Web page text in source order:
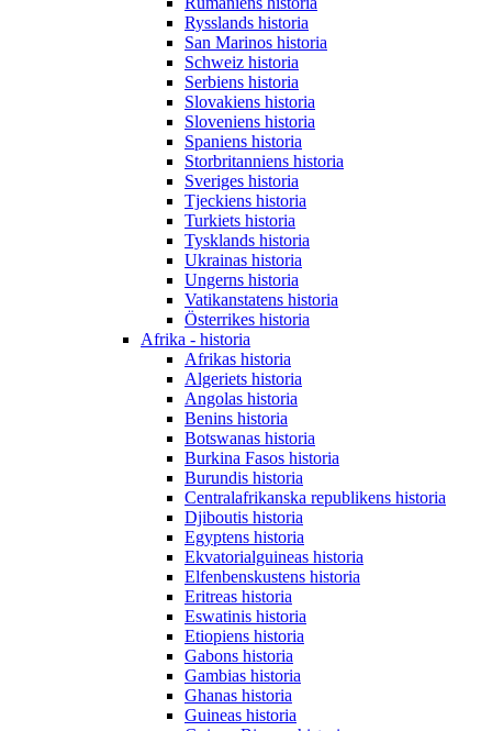
Rysslands historia
San Marinos historia
Schweiz historia
Serbiens historia
Slovakiens historia
Sloveniens historia
Spaniens historia
Storbritanniens historia
Sveriges historia
Tjeckiens historia
Turkiets historia
Tysklands historia
Ukrainas historia
Ungerns historia
Vatikanstatens historia
Österrikes historia
Afrika - historia
Afrikas historia
Algeriets historia
Angolas historia
Benins historia
Botswanas historia
Burkina Fasos historia
Burundis historia
Centralafrikanska republikens historia
Djiboutis historia
Egyptens historia
Ekvatorialguineas historia
Elfenbenskustens historia
Eritreas historia
Eswatinis historia
Etiopiens historia
Gabons historia
Gambias historia
Ghanas historia
Guineas historia